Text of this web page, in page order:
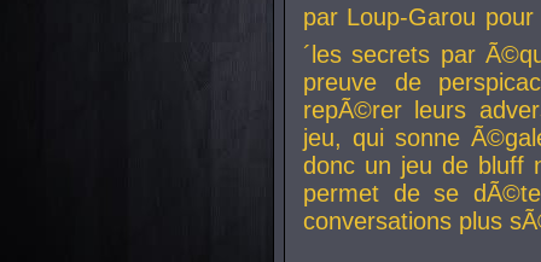
par Loup-Garou
´les secrets par
preuve de
repÃ©rer leurs
jeu, qui sonne
donc un jeu de bluff
permet de se
conversations plus